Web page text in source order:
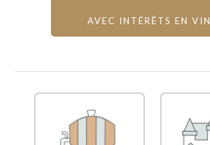
AVEC INTÉRÊTS EN VIN